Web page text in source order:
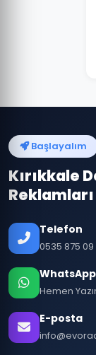
Başlayalım
Kırıkkale
Telefon
0535 875
WhatsApp
Hemen
E-posta